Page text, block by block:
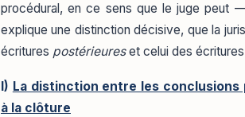
procédural, en ce sens que le juge peut
explique une distinction décisive, que la
écritures postérieureset celui des écritures
I) La distinction entre les
à la clôture